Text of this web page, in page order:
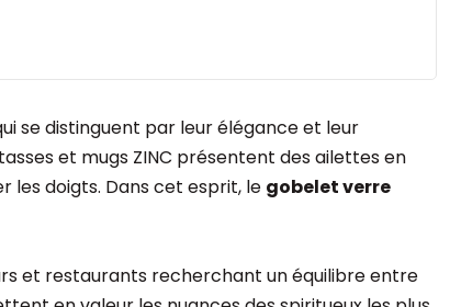
se distinguent par leur élégance et leur
et mugs ZINC présentent des ailettes en
les doigts. Dans cet esprit, le gobelet verre
et restaurants recherchant un équilibre entre